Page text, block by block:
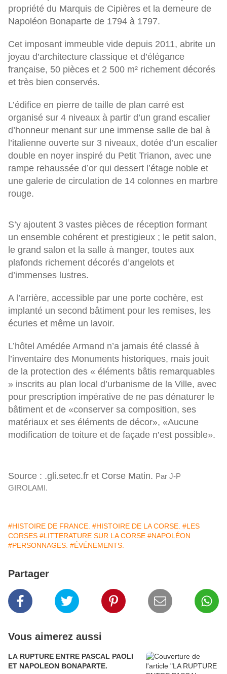
propriété du Marquis de Cipières et la demeure de
Napoléon Bonaparte de 1794 à 1797.
Cet imposant immeuble vide depuis 2011, abrite un
joyau d’architecture classique et d’élégance
française, 50 pièces et 2 500 m² richement décorés
et très bien conservés.
L’édifice en pierre de taille de plan carré est
organisé sur 4 niveaux à partir d’un grand escalier
d’honneur menant sur une immense salle de bal à
l’italienne ouverte sur 3 niveaux, dotée d’un escalier
double en noyer inspiré du Petit Trianon, avec une
rampe rehaussée d’or qui dessert l’étage noble et
une galerie de circulation de 14 colonnes en marbre
rouge.
S’y ajoutent 3 vastes pièces de réception formant
un ensemble cohérent et prestigieux ; le petit salon,
le grand salon et la salle à manger, toutes aux
plafonds richement décorés d’angelots et
d’immenses lustres.
A l’arrière, accessible par une porte cochère, est
implanté un second bâtiment pour les remises, les
écuries et même un lavoir.
L’hôtel Amédée Armand n’a jamais été classé à
l’inventaire des Monuments historiques, mais jouit
de la protection des « éléments bâtis remarquables
» inscrits au plan local d’urbanisme de la Ville, avec
pour prescription impérative de ne pas dénaturer le
bâtiment et de «conserver sa composition, ses
matériaux et ses éléments de décor», «Aucune
modification de toiture et de façade n’est possible».
Source : .gli.setec.fr et Corse Matin. Par J-P
GIROLAMI.
#HISTOIRE DE FRANCE. #HISTOIRE DE LA CORSE. #LES
CORSES #LITTERATURE SUR LA CORSE #NAPOLÉON
#PERSONNAGES. #ÉVÉNEMENTS.
Partager
Vous aimerez aussi
LA RUPTURE ENTRE PASCAL PAOLI
ET NAPOLEON BONAPARTE.